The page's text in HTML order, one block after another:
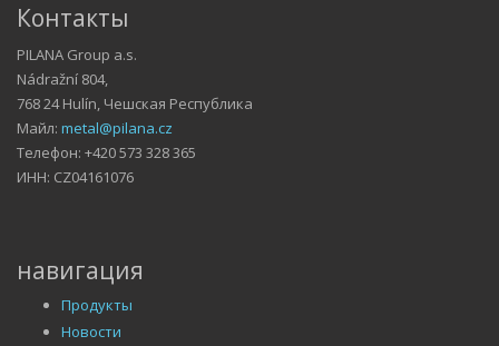
Контакты
PILANA Group a.s.
Nádražní 804,
768 24 Hulín, Чешская Республика
Майл: metal@pilana.cz
Телефон: +420 573 328 365
ИНН: CZ04161076
навигация
Продукты
Новости